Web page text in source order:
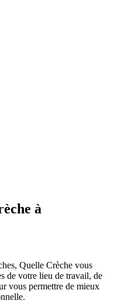
à
Quelle Crèche vous
de votre lieu de travail, de
vous permettre de mieux